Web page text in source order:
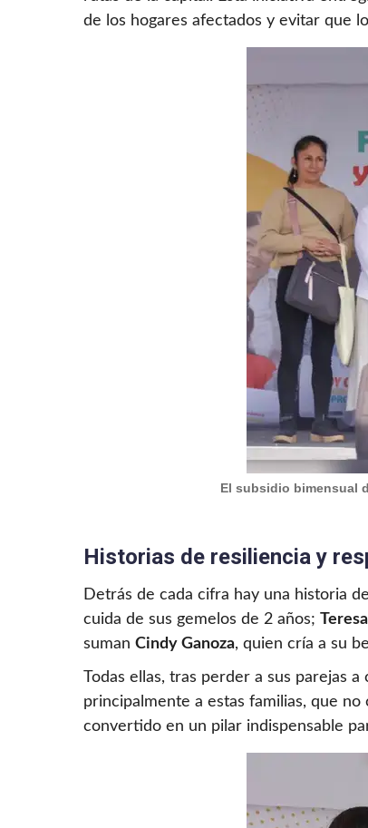
de los hogares afectados y evitar que
El subsidio bimensual
Historias de resiliencia y
Detrás de cada cifra hay una historia
cuida de sus gemelos de 2 años;
suman Cindy Ganoza, quien cría a su
Todas ellas, tras perder a sus parejas a
principalmente a estas familias, que
convertido en un pilar indispensable